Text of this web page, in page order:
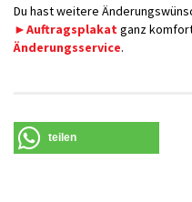
Du hast weitere
►Auftragsplakat ganz
Änderungsservice.
teilen